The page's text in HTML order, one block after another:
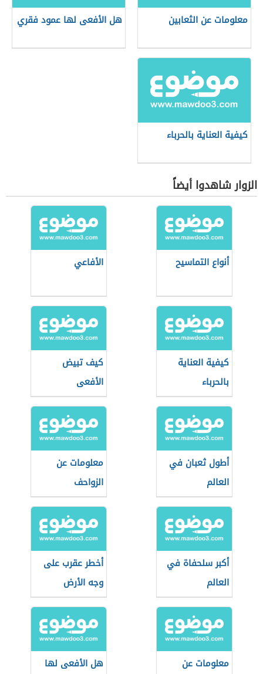
معلومات عن الثعابين هل الأفعى لها عمود فقري
كيفية العناية بالحرباء
الزوار شاهدوا أيضاً
أنواع التماسيح الأفاعي
كيفية العناية
بالحرباء
كيف تبيض
الأفعى
أطول ثعبان في
العالم
معلومات عن
الزواحف
أكبر سلحفاة في
العالم
أخطر عقرب على
وجه الأرض
معلومات عن
هل الأفعى لها